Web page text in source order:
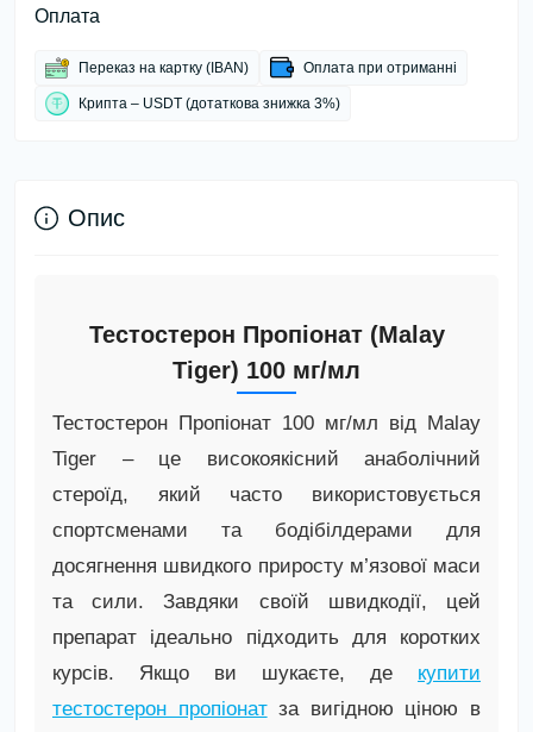
Оплата
Переказ на картку (IBAN) Оплата при отриманні
Крипта – USDT (дотаткова знижка 3%)
Опис
Тестостерон Пропіонат (Malay
Tiger) 100 мг/мл
Тестостерон Пропіонат 100 мг/мл від Malay
Tiger – це високоякісний анаболічний
стероїд, який часто використовується
спортсменами та бодібілдерами для
досягнення швидкого приросту м’язової маси
та сили. Завдяки своїй швидкодії, цей
препарат ідеально підходить для коротких
курсів. Якщо ви шукаєте, де купити
тестостерон пропіонатза вигідною ціною в